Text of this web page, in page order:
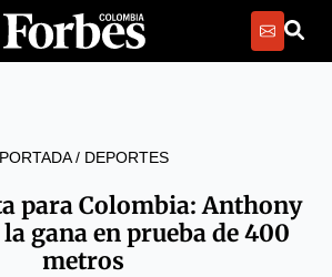
PORTADA/ DEPORTES
para Colombia: Anthony
gana en prueba de 400
metros